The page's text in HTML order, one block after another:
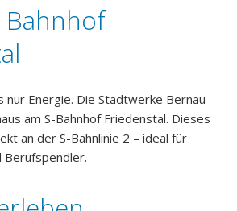
Bahnhof
nur Energie. Die Stadtwerke Bernau
am S-Bahnhof Friedenstal. Dieses
an der S-Bahnlinie 2 – ideal für
Graustufen
Links unterstreichen
Animationen ausschalten